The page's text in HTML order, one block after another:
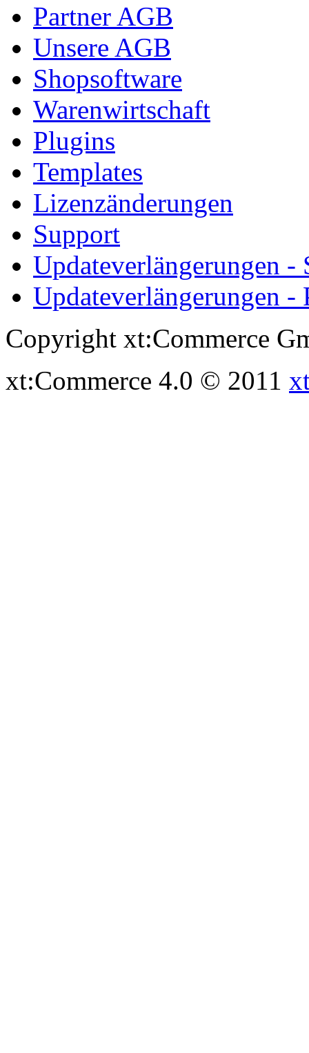
Partner AGB
Unsere AGB
Shopsoftware
Warenwirtschaft
Plugins
Templates
Lizenzänderungen
Support
Updateverlängerungen -
Updateverlängerungen -
Copyright xt:Commerce
xt:Commerce 4.0 © 2011